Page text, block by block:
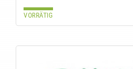
VORRÄTIG